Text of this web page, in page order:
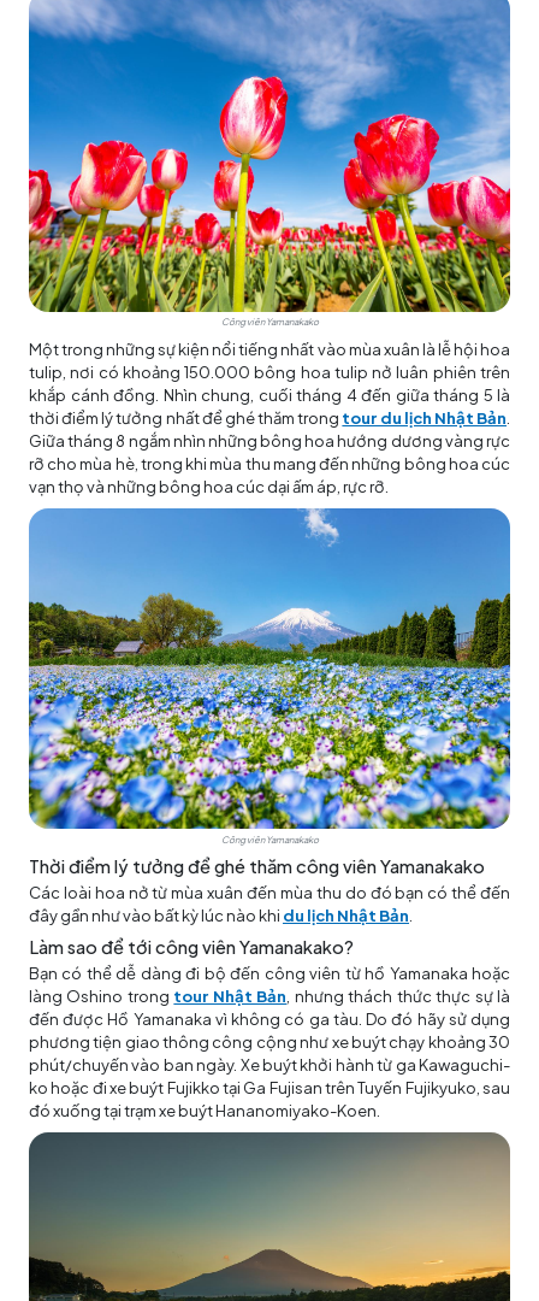
Công viên Yamanakako
Một trong những sự kiện nổi tiếng nhất vào mùa xuân là lễ hội hoa
tulip, nơi có khoảng 150.000 bông hoa tulip nở luân phiên trên
khắp cánh đồng. Nhìn chung, cuối tháng 4 đến giữa tháng 5 là
thời điểm lý tưởng nhất để ghé thăm trong tour du lịch Nhật Bản
Giữa tháng 8 ngắm nhìn những bông hoa hướng dương vàng rực
rỡ cho mùa hè, trong khi mùa thu mang đến những bông hoa cúc
vạn thọ và những bông hoa cúc dại ấm áp, rực rỡ.
Công viên Yamanakako
Thời điểm lý tưởng để ghé thăm công viên Yamanakako
Các loài hoa nở từ mùa xuân đến mùa thu do đó bạn có thể đến
đây gần như vào bất kỳ lúc nào khi du lịch Nhật Bản
Làm sao để tới công viên Yamanakako?
Bạn có thể dễ dàng đi bộ đến công viên từ hồ Yamanaka hoặc
làng Oshino trong tour Nhật Bản , nhưng thách thức thực sự là
đến được Hồ Yamanaka vì không có ga tàu. Do đó hãy sử dụng
phương tiện giao thông công cộng như xe buýt chạy khoảng 30
phút/chuyến vào ban ngày. Xe buýt khởi hành từ ga Kawaguchi-
ko hoặc đi xe buýt Fujikko tại Ga Fujisan trên Tuyến Fujikyuko, sau
đó xuống tại trạm xe buýt Hananomiyako-Koen.